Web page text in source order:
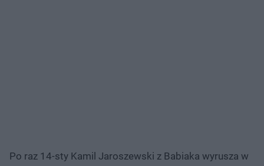
Po raz 14-sty Kamil Jaroszewski z Babiaka wyrusza w